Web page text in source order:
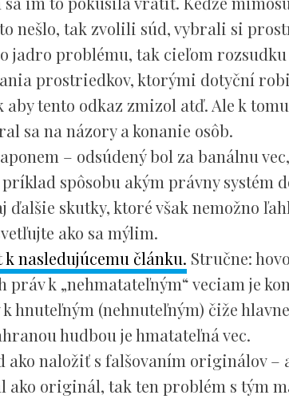
nešlo, tak zvolili súd, vybrali si
jadro problému, tak cieľom
prostriedkov, ktorými dotyční
aby tento odkaz zmizol atď. Ale k
sa na názory a konanie osôb.
– odsúdený bol za banálnu
spôsobu akým právny systém
ďalšie skutky, ktoré však nemožno
ako sa mýlim.
nasledujúcemu článku. Stručne:
práv k „nehmatateľným“ veciam je
hnuteľným (nehnuteľným) čiže
hudbou je hmatateľná vec.
ako naložiť s falšovaním originálov –
ako originál, tak ten problém s tým